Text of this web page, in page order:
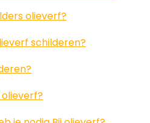
olieverf?
schilderen?